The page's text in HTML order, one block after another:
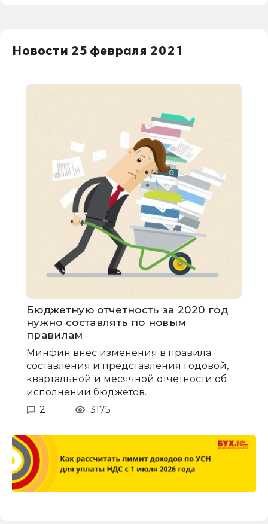
Новости 25 февраля 2021
Бюджетную отчетность за 2020 год
нужно составлять по новым
правилам
Минфин внес изменения в правила
составления и представления годовой,
квартальной и месячной отчетности об
исполнении бюджетов.
2
3175